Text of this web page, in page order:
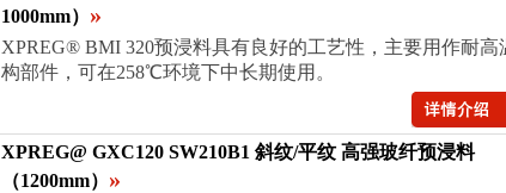
1000mm） »
XPREG® BMI 320预浸料具有良好的工艺性，主要用作耐高
构部件，可在258℃环境下中长期使用。
XPREG@ GXC120 SW210B1 斜纹/平纹 高强玻纤预浸料
（1200mm） »